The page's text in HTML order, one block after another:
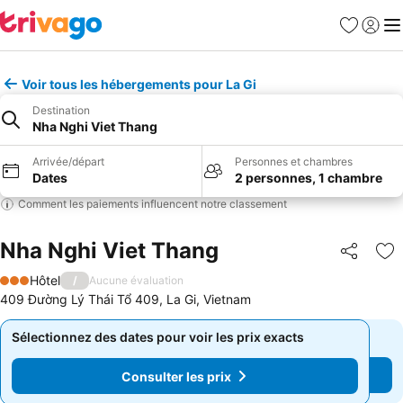
Favoris
Se
Voir tous les hébergements pour La Gi
Destination
Nha Nghi Viet Thang
Arrivée/départ
Dates
Personnes et chambres
2 personnes, 1 chambre
Comment les paiements influencent notre classement
Nha Nghi Viet Thang Partager
3 Étoiles
Hôtel / Aucune évaluation
409 Đường Lý Thái Tổ 409, La Gi, Vietnam
Sélectionnez des dates pour voir les prix exacts
Consulter les prix
Sélectionnez des dates pour voir les prix exacts
Consulter les prix